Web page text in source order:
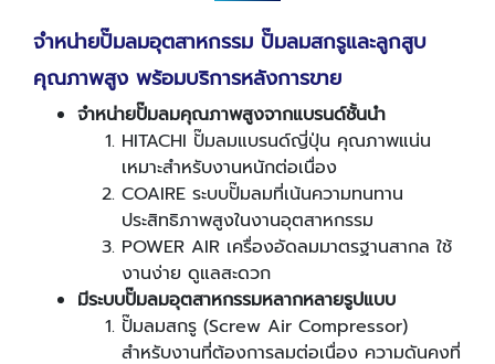
จำหน่ายปั๊มลมอุตสาหกรรม ปั๊มลมสกรูและลูกสูบ
คุณภาพสูง พร้อมบริการหลังการขาย
จำหน่ายปั๊มลมคุณภาพสูงจากแบรนด์ชั้นนำ
HITACHI ปั๊มลมแบรนด์ญี่ปุ่น คุณภาพแน่น
เหมาะสำหรับงานหนักต่อเนื่อง
COAIRE ระบบปั๊มลมที่เน้นความทนทาน
ประสิทธิภาพสูงในงานอุตสาหกรรม
POWER AIR เครื่องอัดลมมาตรฐานสากล ใช้
งานง่าย ดูแลสะดวก
มีระบบปั๊มลมอุตสาหกรรมหลากหลายรูปแบบ
ปั๊มลมสกรู (Screw Air Compressor)
สำหรับงานที่ต้องการลมต่อเนื่อง ความดันคงที่